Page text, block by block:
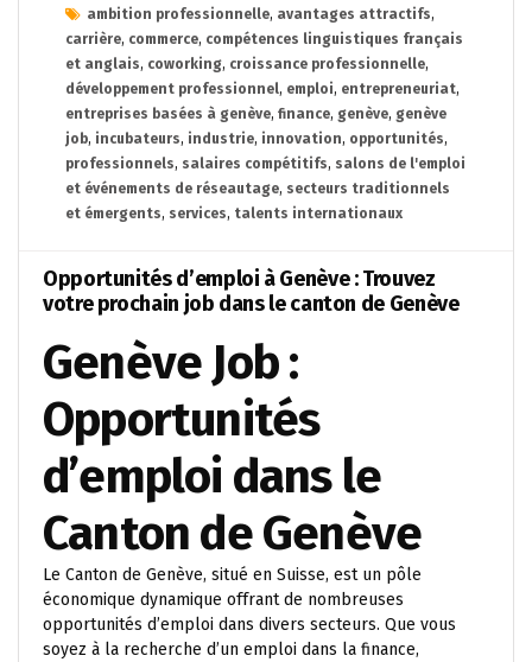
ambition professionnelle, avantages attractifs,
carrière, commerce, compétences linguistiques français
et anglais, coworking, croissance professionnelle,
développement professionnel, emploi, entrepreneuriat,
entreprises basées à genève, finance, genève, genève
job, incubateurs, industrie, innovation, opportunités,
professionnels, salaires compétitifs, salons de l'emploi
et événements de réseautage, secteurs traditionnels
et émergents, services, talents internationaux
Opportunités d’emploi à Genève : Trouvez
votre prochain job dans le canton de Genève
Genève Job :
Opportunités
d’emploi dans le
Canton de Genève
Le Canton de Genève, situé en Suisse, est un pôle
économique dynamique offrant de nombreuses
opportunités d’emploi dans divers secteurs. Que vous
soyez à la recherche d’un emploi dans la finance,